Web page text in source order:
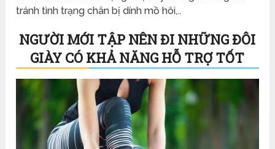
tránh tình trạng chân bị dính mồ hôi,..
NGƯỜI MỚI TẬP NÊN ĐI NHỮNG ĐÔI
GIÀY CÓ KHẢ NĂNG HỖ TRỢ TỐT